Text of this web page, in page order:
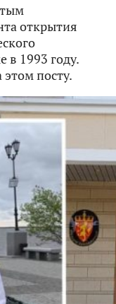
открытия
в 1993 году.
посту.